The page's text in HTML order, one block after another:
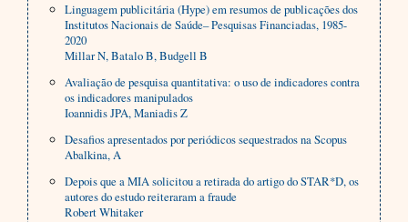
Linguagem publicitária (Hype) em resumos de publicações dos
Institutos Nacionais de Saúde– Pesquisas Financiadas, 1985-
2020
Millar N, Batalo B, Budgell B
Avaliação de pesquisa quantitativa: o uso de indicadores contra
os indicadores manipulados
Ioannidis JPA, Maniadis Z
Desafios apresentados por periódicos sequestrados na Scopus
Abalkina, A
Depois que a MIA solicitou a retirada do artigo do STAR*D, os
autores do estudo reiteraram a fraude
Robert Whitaker